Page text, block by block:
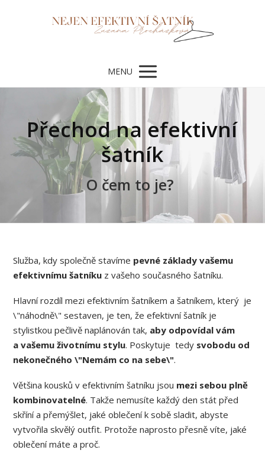
MENU
Přechod na efektivní
šatník
O čem to je?
Služba, kdy společně stavíme pevné základy vašemu
efektivnímu šatníku z vašeho současného šatníku.
Hlavní rozdíl mezi efektivním šatníkem a šatníkem, který je
\"náhodně\" sestaven, je ten, že efektivní šatník je
stylistkou pečlivě naplánován tak, aby odpovídal vám
a vašemu životnímu stylu. Poskytuje tedy svobodu od
nekonečného \"Nemám co na sebe\".
Většina kousků v efektivním šatníku jsou mezi sebou plně
kombinovatelné. Takže nemusíte každý den stát před
skříní a přemýšlet, jaké oblečení k sobě sladit, abyste
vytvořila skvělý outfit. Protože naprosto přesně víte, jaké
oblečení máte a proč.